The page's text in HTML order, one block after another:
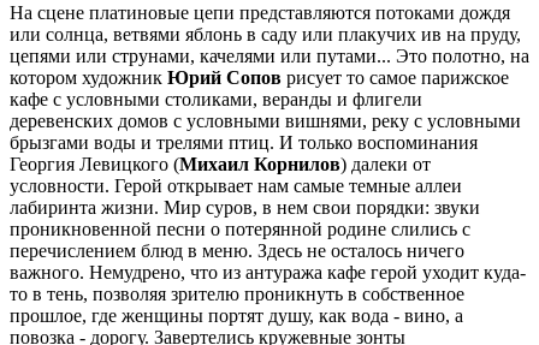
На сцене платиновые цепи представляются потоками дождя
или солнца, ветвями яблонь в саду или плакучих ив на пруду,
цепями или струнами, качелями или путами... Это полотно, на
котором художник Юрий Сопов рисует то самое парижское
кафе с условными столиками, веранды и флигели
деревенских домов с условными вишнями, реку с условными
брызгами воды и трелями птиц. И только воспоминания
Георгия Левицкого (Михаил Корнилов) далеки от
условности. Герой открывает нам самые темные аллеи
лабиринта жизни. Мир суров, в нем свои порядки: звуки
проникновенной песни о потерянной родине слились с
перечислением блюд в меню. Здесь не осталось ничего
важного. Немудрено, что из антуража кафе герой уходит куда-
то в тень, позволяя зрителю проникнуть в собственное
прошлое, где женщины портят душу, как вода - вино, а
повозка - дорогу. Завертелись кружевные зонты